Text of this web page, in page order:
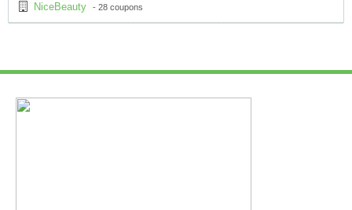
NiceBeauty - 28 coupons